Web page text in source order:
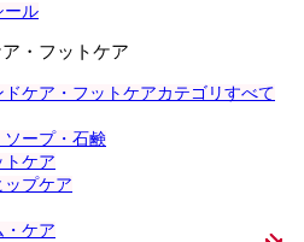
ール
・フットケア
ケア・フットケアカテゴリすべて
ープ・石鹸
トケア
プケア
・ケア